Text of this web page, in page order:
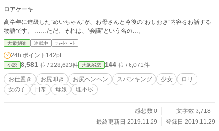
ロアケーキ
高学年に進級した“めいちゃん”が、お母さんと今後の“おしおき”内容をお話する
物語です。 ……ただ、それは、“会議”という名の…。
大衆娯楽 連載中 ｼｮｰﾄｼｮｰﾄ
24h.ポイント 142pt
小説 8,581 位 / 228,623件 大衆娯楽 144 位 / 6,071件
お仕置き お尻叩き お尻ペンペン スパンキング 少女
ロリ
女の子
日常 母娘 理不尽
感想数 0
文字数 3,718
最終更新日 2019.11.29
登録日 2019.11.29